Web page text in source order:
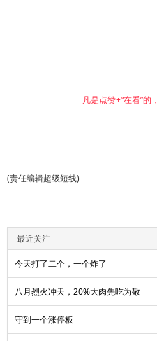
凡是点赞+“在看”的
(责任编辑超级短线)
最近关注
今天打了二个，一个炸了
八月烈火冲天，20%大肉先吃为敬
守到一个涨停板